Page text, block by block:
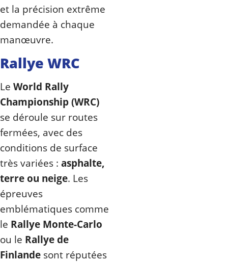
et la précision extrême
demandée à chaque
manœuvre.
Rallye WRC
Le World Rally
Championship (WRC)
se déroule sur routes
fermées, avec des
conditions de surface
très variées : asphalte,
terre ou neige. Les
épreuves
emblématiques comme
le Rallye Monte-Carlo
ou le Rallye de
Finlande sont réputées